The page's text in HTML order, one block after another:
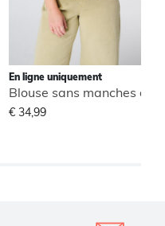
En ligne uniquement
€ 34,99